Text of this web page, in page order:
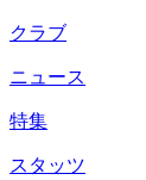
クラブ
ニュース
特集
スタッツ